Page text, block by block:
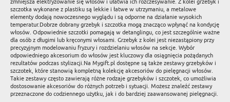
zmniejsza elektryzowanie się włosów i ułatwia ich rozczesywanie. Z kolei grzebyk i
szczotka wykonane z plastiku są lekkie i łatwe w utrzymaniu, a metalowe
elementy dodają nowoczesnego wyglądu i są odporne na działanie wysokich
temperatur.Dobrze dobrany grzebyk i szczotka mogą znacząco wpłynąć na kondycję
włosów. Odpowiednie szczotki pomagają w detanglingu, co jest szczególnie ważne
dla osób z długimi lub kręconymi włosami. Grzebyk z kolei jest niezastąpiony przy
precyzyjnym modelowaniu fryzury i rozdzielaniu włosów na sekcje. Wybór
odpowiedniego akcesorium do włosów jest kluczowy dla osiągnięcia pożądanych
rezultatów podczas stylizacji.Na Mygift.pl dostępne są także zestawy grzebyków i
szczotek, które stanowią kompletną kolekcję akcesoriów do pielęgnacji włosów.
Takie zestawy często zawierają różne rodzaje grzebyków i szczotek, co umożliwia
dostosowanie akcesoriów do różnych potrzeb i sytuacji. Możesz znaleźć zestawy
przeznaczone do codziennego użytku, jak i do bardziej zaawansowanej pielęgnacji.